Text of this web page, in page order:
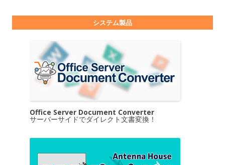
システム製品
Office Server Document Converter
サーバーサイドでダイレクト文書変換！